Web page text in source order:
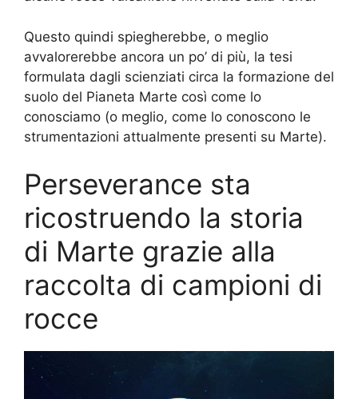
Questo quindi spiegherebbe, o meglio
avvalorerebbe ancora un po’ di più, la tesi
formulata dagli scienziati circa la formazione del
suolo del Pianeta Marte così come lo
conosciamo (o meglio, come lo conoscono le
strumentazioni attualmente presenti su Marte).
Perseverance sta
ricostruendo la storia
di Marte grazie alla
raccolta di campioni di
rocce